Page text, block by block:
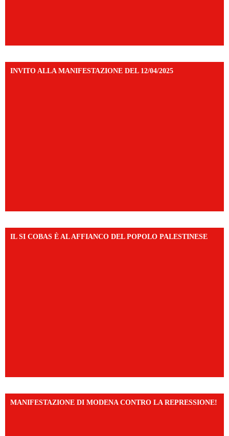
INVITO ALLA MANIFESTAZIONE DEL 12/04/2025
IL SI COBAS È AL AFFIANCO DEL POPOLO PALESTINESE
MANIFESTAZIONE DI MODENA CONTRO LA REPRESSIONE!